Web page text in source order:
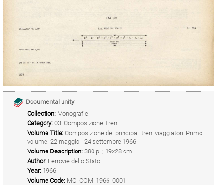
Documental unity
Collection: Monografie
Category: 03. Composizione Treni
Volume Title: Composizione dei principali treni viaggiatori. Primo
volume. 22 maggio - 24 settembre 1966
Volume Description: 380 p. ; 19x28 cm
Author: Ferrovie dello Stato
Year: 1966
Volume Code: MO_COM_1966_0001